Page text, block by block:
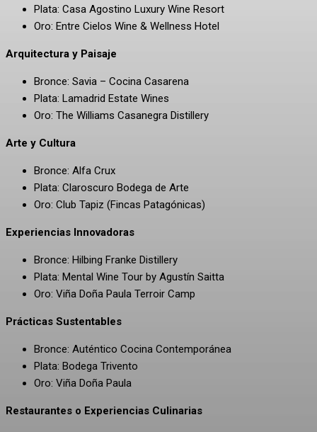
Plata: Casa Agostino Luxury Wine Resort
Oro: Entre Cielos Wine & Wellness Hotel
Arquitectura y Paisaje
Bronce: Savia – Cocina Casarena
Plata: Lamadrid Estate Wines
Oro: The Williams Casanegra Distillery
Arte y Cultura
Bronce: Alfa Crux
Plata: Claroscuro Bodega de Arte
Oro: Club Tapiz (Fincas Patagónicas)
Experiencias Innovadoras
Bronce: Hilbing Franke Distillery
Plata: Mental Wine Tour by Agustín Saitta
Oro: Viña Doña Paula Terroir Camp
Prácticas Sustentables
Bronce: Auténtico Cocina Contemporánea
Plata: Bodega Trivento
Oro: Viña Doña Paula
Restaurantes o Experiencias Culinarias